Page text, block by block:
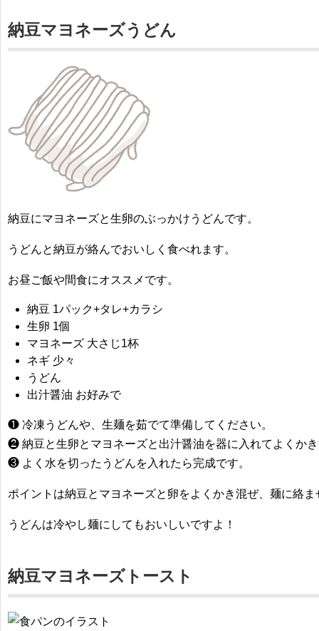
納豆マヨネーズうどん
納豆にマヨネーズと生卵のぶっかけうどんです。
うどんと納豆が絡んでおいしく食べれます。
お昼ご飯や間食にオススメです。
納豆 1パック+タレ+カラシ
生卵 1個
マヨネーズ 大さじ1杯
ネギ 少々
うどん
出汁醤油 お好みで
❶ 冷凍うどんや、生麺を茹でて準備してください。
❷ 納豆と生卵とマヨネーズと出汁醤油を器に入れてよくか
❸ よく水を切ったうどんを入れたら完成です。
ポイントは納豆とマヨネーズと卵をよくかき混ぜ、麺に絡
うどんは冷やし麺にしてもおいしいですよ！
納豆マヨネーズトースト